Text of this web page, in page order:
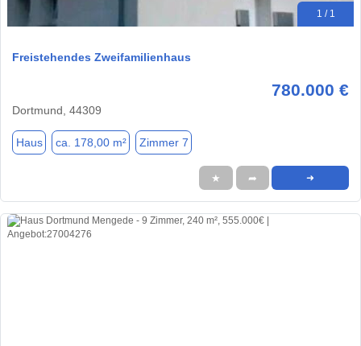
1 / 1
Freistehendes Zweifamilienhaus
780.000 €
Dortmund, 44309
Haus ca. 178,00 m² Zimmer 7
★ ➦ ➜